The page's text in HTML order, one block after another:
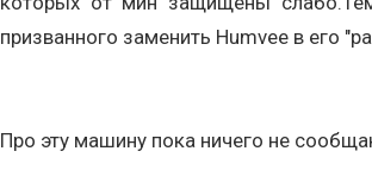
призванного заменить Humvee в его
Про эту машину пока ничего не